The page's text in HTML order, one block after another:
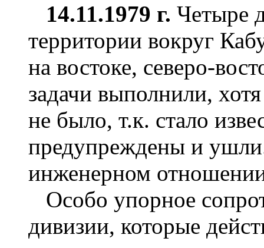
14.11.1979 г. Четыре
территории вокруг
на востоке, северо-
задачи выполнили,
не было, т.к. стало
предупреждены и
инженерном
Особо упорное
дивизии, которые